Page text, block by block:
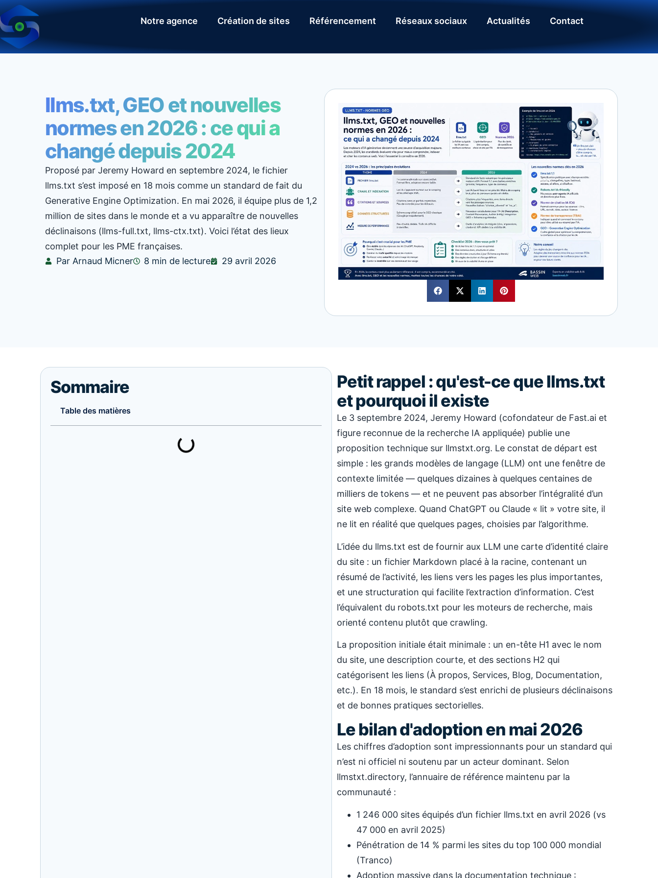
Notre agence Création de sites Référencement Réseaux sociaux Actualités Contact
llms.txt, GEO et nouvelles
normes en 2026 : ce qui a
changé depuis 2024
Proposé par Jeremy Howard en septembre 2024, le fichier
llms.txt s’est imposé en 18 mois comme un standard de fait du
Generative Engine Optimization. En mai 2026, il équipe plus de 1,2
million de sites dans le monde et a vu apparaître de nouvelles
déclinaisons (llms-full.txt, llms-ctx.txt). Voici l’état des lieux
complet pour les PME françaises.
Par Arnaud Micner
8 min de lecture 29 avril 2026
Sommaire
Table des matières
Petit rappel : qu'est-ce que llms.txt
et pourquoi il existe
Le 3 septembre 2024, Jeremy Howard (cofondateur de Fast.ai et
figure reconnue de la recherche IA appliquée) publie une
proposition technique sur llmstxt.org. Le constat de départ est
simple : les grands modèles de langage (LLM) ont une fenêtre de
contexte limitée — quelques dizaines à quelques centaines de
milliers de tokens — et ne peuvent pas absorber l’intégralité d’un
site web complexe. Quand ChatGPT ou Claude « lit » votre site, il
ne lit en réalité que quelques pages, choisies par l’algorithme.
L’idée du llms.txt est de fournir aux LLM une carte d’identité claire
du site : un fichier Markdown placé à la racine, contenant un
résumé de l’activité, les liens vers les pages les plus importantes,
et une structuration qui facilite l’extraction d’information. C’est
l’équivalent du robots.txt pour les moteurs de recherche, mais
orienté contenu plutôt que crawling.
La proposition initiale était minimale : un en-tête H1 avec le nom
du site, une description courte, et des sections H2 qui
catégorisent les liens (À propos, Services, Blog, Documentation,
etc.). En 18 mois, le standard s’est enrichi de plusieurs déclinaisons
et de bonnes pratiques sectorielles.
Le bilan d'adoption en mai 2026
Les chiffres d’adoption sont impressionnants pour un standard qui
n’est ni officiel ni soutenu par un acteur dominant. Selon
llmstxt.directory, l’annuaire de référence maintenu par la
communauté :
1 246 000 sites équipés d’un fichier llms.txt en avril 2026 (vs
47 000 en avril 2025)
Pénétration de 14 % parmi les sites du top 100 000 mondial
(Tranco)
Adoption massive dans la documentation technique :